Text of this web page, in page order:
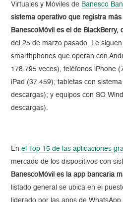
Virtuales y Móviles de Banesco
sistema operativo que registra
BanescoMóvil es el de BlackBerry,
del 25 de marzo pasado. Le
smarthphones que operan con
178.795 veces); teléfonos iPhone
iPad (37.459); tabletas con
descargas); y equipos con SO
descargas).
Enel Top 15 de las aplicaciones
mercado de los dispositivos con
BanescoMóvil es la app bancaria
listado general se ubica en el
liderado por las apps de